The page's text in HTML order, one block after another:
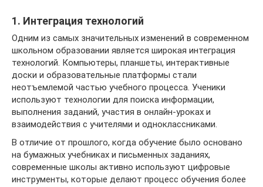
1. Интеграция технологий
Одним из самых значительных изменений в современном
школьном образовании является широкая интеграция
технологий. Компьютеры, планшеты, интерактивные
доски и образовательные платформы стали
неотъемлемой частью учебного процесса. Ученики
используют технологии для поиска информации,
выполнения заданий, участия в онлайн-уроках и
взаимодействия с учителями и одноклассниками.
В отличие от прошлого, когда обучение было основано
на бумажных учебниках и письменных заданиях,
современные школы активно используют цифровые
инструменты, которые делают процесс обучения более